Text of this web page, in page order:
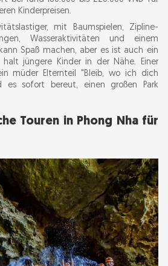
Kinderpreisen.
mit Baumspielen, Zipline-
Wasseraktivitäten und einem
Spaß machen, aber es ist auch ein
halt jüngere Kinder in der Nähe. Einer
müder Elternteil "Bleib, wo ich dich
es sofort bereut, einen großen Park
Touren in Phong Nha für